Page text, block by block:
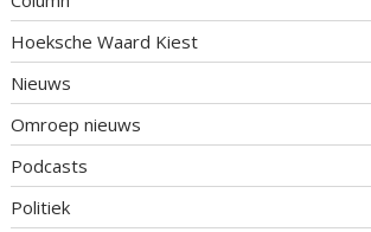
Hoeksche Waard Kiest
Nieuws
Omroep nieuws
Podcasts
Politiek